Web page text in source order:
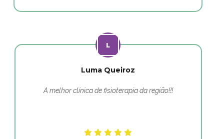
Luma Queiroz
A melhor clínica de fisioterapia da região!!!